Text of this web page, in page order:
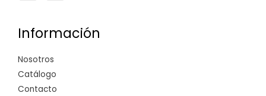
Información
Nosotros
Catálogo
Contacto